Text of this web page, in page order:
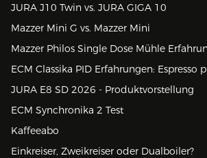
JURA J10 Twin vs. JURA GIGA 10
Mazzer Mini G vs. Mazzer Mini
Mazzer Philos Single Dose Mühle
ECM Classika PID Erfahrungen: Espresso
JURA E8 SD 2026 - Produktvorstellung
ECM Synchronika 2 Test
Kaffeeabo
Einkreiser, Zweikreiser oder Dualboiler?